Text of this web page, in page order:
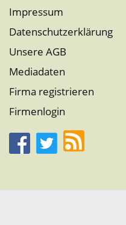
Impressum
Datenschutzerklärung
Unsere AGB
Mediadaten
Firma registrieren
Firmenlogin